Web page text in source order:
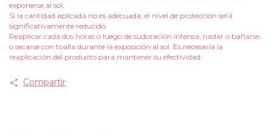
exponerse al sol.
Si la cantidad aplicada no es adecuada, el nivel de protección será
significativamente reducido.
Reaplicar cada dos horas o luego de sudoración intensa, nadar o bañarse,
o secarse con toalla durante la exposición al sol. Es necesaria la
reaplicación del producto para mantener su efectividad.
Compartir